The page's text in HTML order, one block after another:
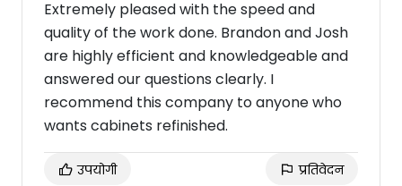
Extremely pleased with the speed and
quality of the work done. Brandon and Josh
are highly efficient and knowledgeable and
answered our questions clearly. I
recommend this company to anyone who
wants cabinets refinished.
उपयोगी प्रतिवेदन